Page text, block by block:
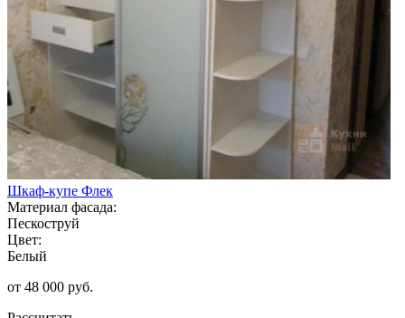
Шкаф-купе Флек
Материал фасада:
Пескоструй
Цвет:
Белый
от 48 000 руб.